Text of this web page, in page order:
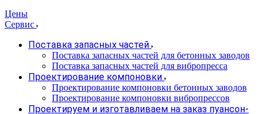
Цены
Сервис
Поставка запасных частей
Поставка запасных частей для бетонных заводов
Поставка запасных частей для вибропресса
Проектирование компоновки
Проектирование компоновки бетонных заводов
Проектирование компоновки вибропрессов
Проектируем и изготавливаем на заказ пуансон-